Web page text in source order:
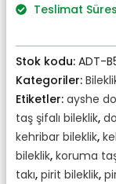
Teslimat
Stok kodu: ADT-
Kategoriler:
Etiketler: ayshe
taş şifalı bileklik,
kehribar bileklik,
bileklik, koruma
takı, pirit bileklik,